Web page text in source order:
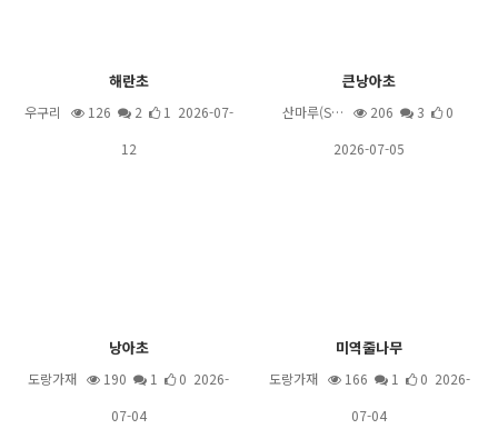
해란초
우구리 126 2
1 2026-07-
12
큰낭아초
산마루(S… 206 3
0
2026-07-05
낭아초
도랑가재 190 1
0 2026-
07-04
미역줄나무
도랑가재 166 1
0 2026-
07-04